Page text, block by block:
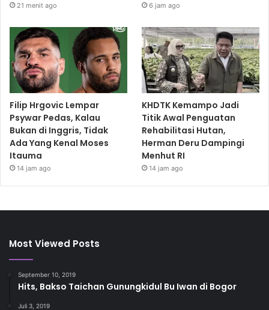
21 menit ago 6 jam ago
Filip Hrgovic Lempar
Psywar Pedas, Kalau
Bukan di Inggris, Tidak
Ada Yang Kenal Moses
Itauma
14 jam ago
KHDTK Kemampo Jadi
Titik Awal Penguatan
Rehabilitasi Hutan,
Herman Deru Dampingi
Menhut RI
14 jam ago
Most Viewed Posts
September 10, 2019
Hits, Bakso Taichan Gunungkidul Bu Iwan di Bogor
Juli 3, 2019